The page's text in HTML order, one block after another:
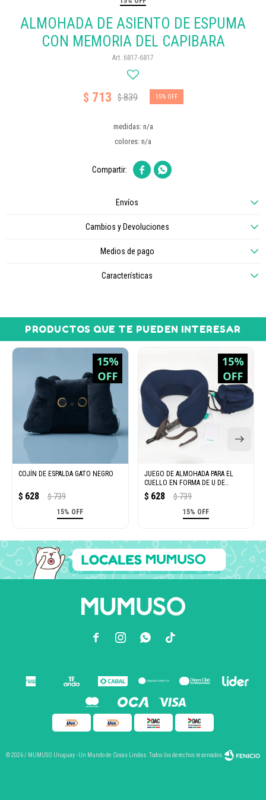
ALMOHADA DE ASIENTO DE ESPUMA
CON MEMORIA DEL CAPIBARA
6817-6817
$ 713 $839 15
medidas: n/a
colores: n/a
 
Envíos
Cambios y Devoluciones
Medios de pago
Características
PRODUCTOS QUE TE PUEDEN INTERESAR
COJÍN DE ESPALDA GATO NEGRO
$ 628 $ 739
15% OFF
JUEGO DE ALMOHADA PARA EL
CUELLO EN FORMA DE U DE
ESPUMA
$ 628 $ 739
15% OFF
  
© 2026 / MUMUSO Uruguay - Un Mundo de Cosas Lindas. Todos los derechos reservados.